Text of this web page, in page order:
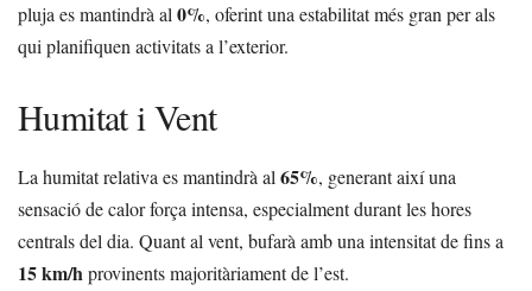
pluja es mantindrà al0%, oferint una estabilitat més gran per als
qui planifiquen activitats a l’exterior.
Humitat i Vent
La humitat relativa es mantindrà al65%, generant així una
sensació de calor força intensa, especialment durant les hores
centrals del dia. Quant al vent, bufarà amb una intensitat de fins a
15 km/hprovinents majoritàriament de l’est.